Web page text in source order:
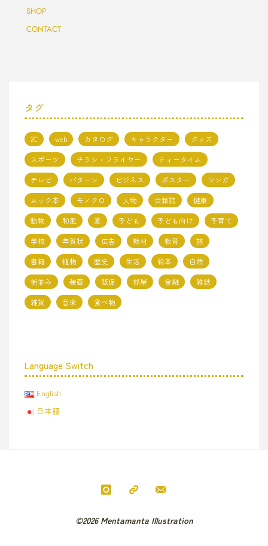
SHOP
CONTACT
タグ
2C web カタログ キャラクター
グッズ
スポーツ
チラシ・フライヤー
ティータイム
テレビ
パターン ビジネス ポスター
マンガ
ムック本
モノクロ 人物 会報誌
健康
動物
和風 夏 子ども 子ども向け
子育て
学校
年賀状 広告 教材 教育
旅
書籍
植物 歴史 生活 絵本
自然
街並み
装画 販促 部屋 金融
雑誌
雑貨
音楽 食べ物
Language Switch
English
日本語
©2026 Mentamanta Illustration